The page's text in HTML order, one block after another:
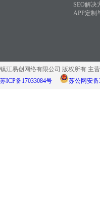
SEO解决
APP定制
镇江易创网络有限公司 版权所有 主
苏ICP备17033084号
苏公网安备